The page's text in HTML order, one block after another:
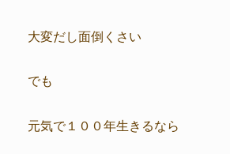
大変だし面倒くさい
でも
元気で１００年生きるなら